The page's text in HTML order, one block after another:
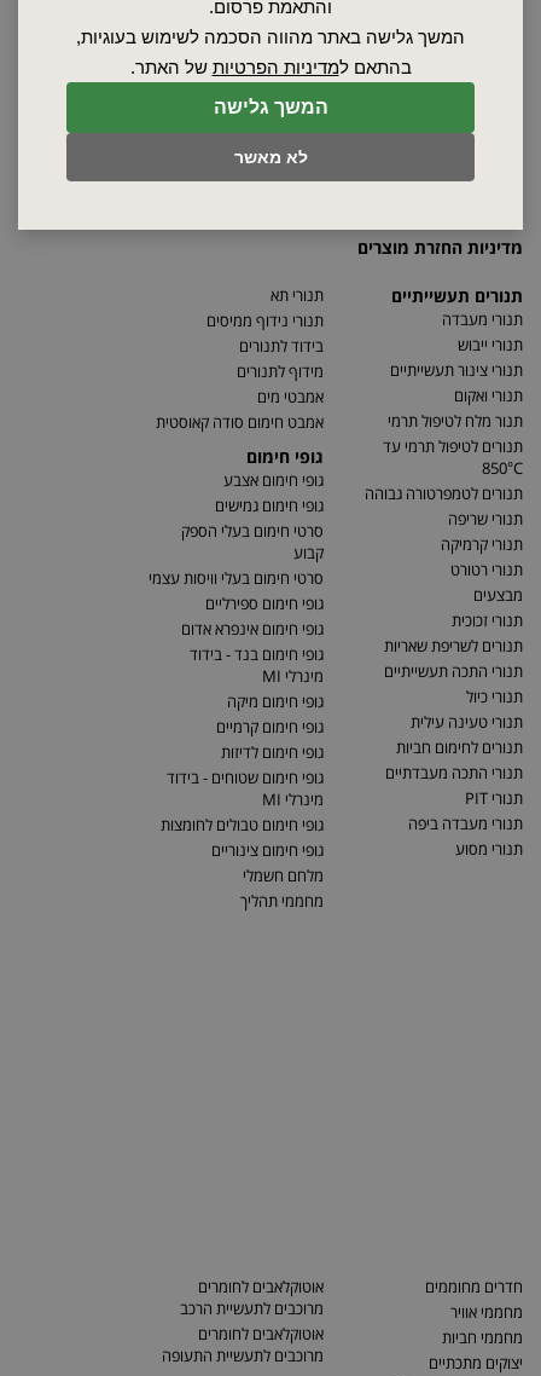
המשך גלישה
לא מאשר
והתאמת פרסום.
המשך גלישה באתר מהווה הסכמה לשימוש בעוגיות,
בהתאם למדיניות הפרטיות של האתר.
הצהרת נגישות
מדיניות החזרת מוצרים
תנורים תעשייתיים
תנורי מעבדה
תנורי ייבוש
תנורי צינור תעשייתיים
תנורי ואקום
תנור מלח לטיפול תרמי
תנורים לטיפול תרמי עד
850°C
תנורים לטמפרטורה גבוהה
תנורי שריפה
תנורי קרמיקה
תנורי רטורט
מבצעים
תנורי זכוכית
תנורים לשריפת שאריות
תנורי התכה תעשייתיים
תנורי כיול
תנורי טעינה עילית
תנורים לחימום חביות
תנורי התכה מעבדתיים
תנורי PIT
תנורי מעבדה ביפה
תנורי מסוע
תנורי תא
תנורי נידוף ממיסים
בידוד לתנורים
מידוף לתנורים
אמבטי מים
אמבט חימום סודה קאוסטית
גופי חימום
גופי חימום אצבע
גופי חימום גמישים
סרטי חימום בעלי הספק
קבוע
סרטי חימום בעלי וויסות עצמי
גופי חימום ספירליים
גופי חימום אינפרא אדום
גופי חימום בנד - בידוד
מינרלי MI
גופי חימום מיקה
גופי חימום קרמיים
גופי חימום לדיזות
גופי חימום שטוחים - בידוד
מינרלי MI
גופי חימום טבולים לחומצות
גופי חימום צינוריים
מלחם חשמלי
מחממי תהליך
חדרים מחוממים
מחממי אוויר
מחממי חביות
יצוקים מתכתיים
אוטוקלאבים לחומרים
מרוכבים לתעשיית הרכב
אוטוקלאבים לחומרים
מרוכבים לתעשיית התעופה